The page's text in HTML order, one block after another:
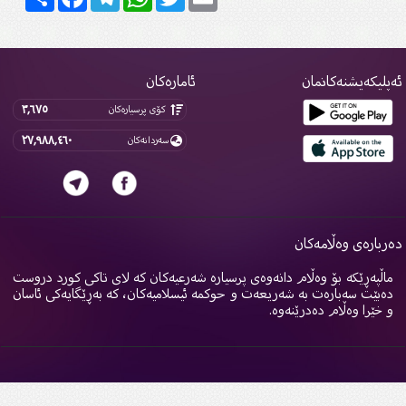
ئامارەکان
کۆی پرسیارەکان ٣,٦٧٥
سەردانەکان ٢٧,٩٨٨,٤٦٠
وەڵامەکان
ماڵپەڕێکە بۆ وەڵام دانەوەی پرسیارە شەرعیەکان کە لای تاکی کورد دروست
دەبێت سەبارەت بە شەریعەت و حوکمە ئیسلامیەکان، کە بەڕێگایەکی ئاسان
و خێرا وەڵام دەدرێنەوە.